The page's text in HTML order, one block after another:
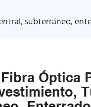
subterráneo,
Óptica